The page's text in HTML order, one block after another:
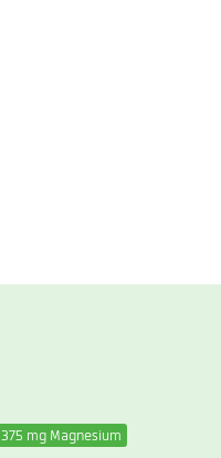
375 mg Magnesium